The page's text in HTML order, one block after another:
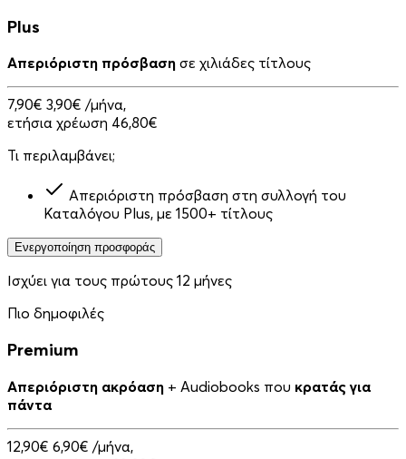
Plus
Απεριόριστη πρόσβαση σε χιλιάδες τίτλους
7,90€ 3,90€ /μήνα,
ετήσια χρέωση 46,80€
Τι περιλαμβάνει;
Απεριόριστη πρόσβαση στη συλλογή του
Καταλόγου Plus, με 1500+ τίτλους
Ενεργοποίηση προσφοράς
Ισχύει για τους πρώτους 12 μήνες
Πιο δημοφιλές
Premium
Απεριόριστη ακρόαση + Audiobooks που κρατάς για
πάντα
12,90€ 6,90€ /μήνα,